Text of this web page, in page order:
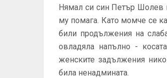
Нямал си син Петър Шолев
му помага. Като момче се
били продължения на
овладяла напълно -
женските задължения
била ненадмината.